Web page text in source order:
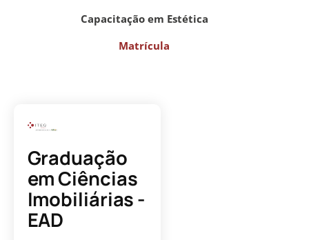
Capacitação em Estética
Matrícula
Graduação
emCiências
Imobiliárias -
EAD